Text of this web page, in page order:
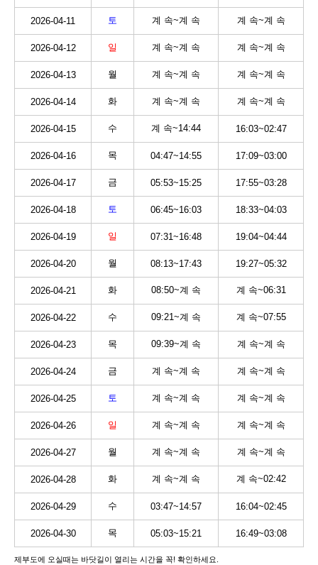
2026-04-11 토 계 속~계 속 계 속~계 속
2026-04-12 일 계 속~계 속 계 속~계 속
2026-04-13 월 계 속~계 속 계 속~계 속
2026-04-14 화 계 속~계 속 계 속~계 속
2026-04-15 수 계 속~14:44 16:03~02:47
2026-04-16 목 04:47~14:55 17:09~03:00
2026-04-17 금 05:53~15:25 17:55~03:28
2026-04-18 토 06:45~16:03 18:33~04:03
2026-04-19 일 07:31~16:48 19:04~04:44
2026-04-20 월 08:13~17:43 19:27~05:32
2026-04-21 화 08:50~계 속 계 속~06:31
2026-04-22 수 09:21~계 속 계 속~07:55
2026-04-23 목 09:39~계 속 계 속~계 속
2026-04-24 금 계 속~계 속 계 속~계 속
2026-04-25 토 계 속~계 속 계 속~계 속
2026-04-26 일 계 속~계 속 계 속~계 속
2026-04-27 월 계 속~계 속 계 속~계 속
2026-04-28 화 계 속~계 속 계 속~02:42
2026-04-29 수 03:47~14:57 16:04~02:45
2026-04-30 목 05:03~15:21 16:49~03:08
제부도에 오실때는 바닷길이 열리는 시간을 꼭! 확인하세요.